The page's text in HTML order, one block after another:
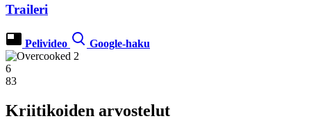
Traileri
Pelivideo Google-haku
6
83
Kriitikoiden arvostelut